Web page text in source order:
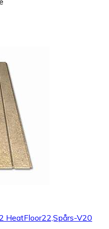
HeatFloor22,Spårs-V20